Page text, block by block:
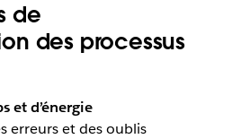
de
des processus
et d’énergie
erreurs et des oublis